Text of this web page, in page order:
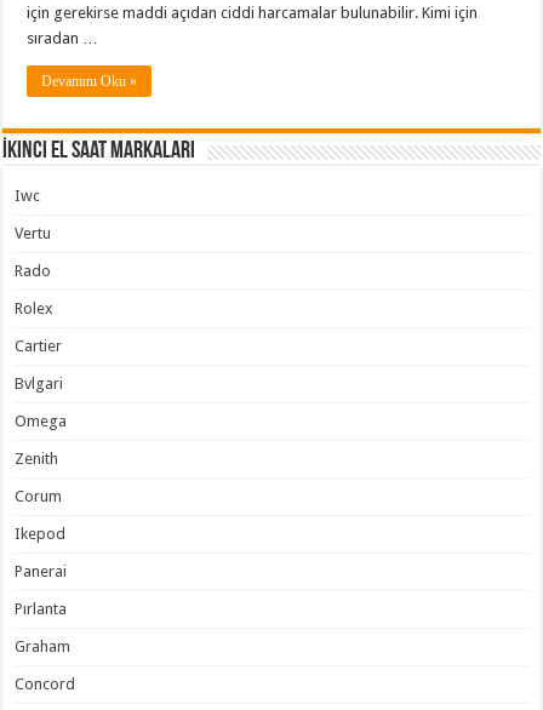
için gerekirse maddi açıdan ciddi harcamalar bulunabilir. Kimi için
sıradan …
Devamını Oku »
İkinci El Saat Markaları
Iwc
Vertu
Rado
Rolex
Cartier
Bvlgari
Omega
Zenith
Corum
Ikepod
Panerai
Pırlanta
Graham
Concord